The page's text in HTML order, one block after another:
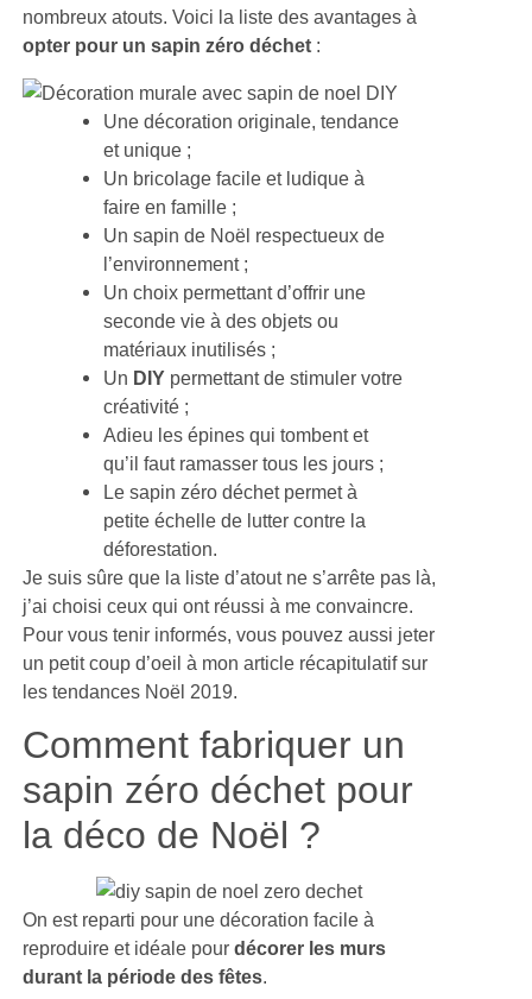
nombreux atouts. Voici la liste des avantages à
opter pour un sapin zéro déchet :
Une décoration originale, tendance
et unique ;
Un bricolage facile et ludique à
faire en famille ;
Un sapin de Noël respectueux de
l’environnement ;
Un choix permettant d’offrir une
seconde vie à des objets ou
matériaux inutilisés ;
Un DIYpermettant de stimuler votre
créativité ;
Adieu les épines qui tombent et
qu’il faut ramasser tous les jours ;
Le sapin zéro déchet permet à
petite échelle de lutter contre la
déforestation.
Je suis sûre que la liste d’atout ne s’arrête pas là,
j’ai choisi ceux qui ont réussi à me convaincre.
Pour vous tenir informés, vous pouvez aussi jeter
un petit coup d’oeil à mon article récapitulatif sur
les tendances Noël 2019.
Comment fabriquer un
sapin zéro déchet pour
la déco de Noël ?
On est reparti pour une décoration facile à
reproduire et idéale pourdécorer les murs
durant la période des fêtes.